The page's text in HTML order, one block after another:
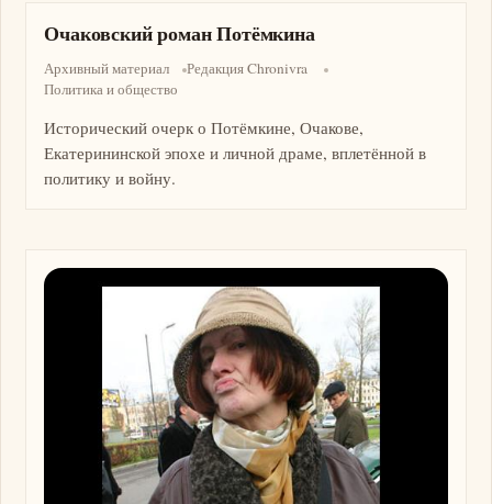
Очаковский роман Потёмкина
Архивный материал
Редакция Chronivra
Политика и общество
Исторический очерк о Потёмкине, Очакове,
Екатерининской эпохе и личной драме, вплетённой в
политику и войну.
Изображение